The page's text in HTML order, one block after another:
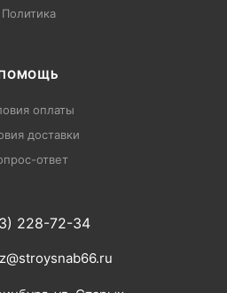
Политика
оплаты
доставки
ответ
228-72-34